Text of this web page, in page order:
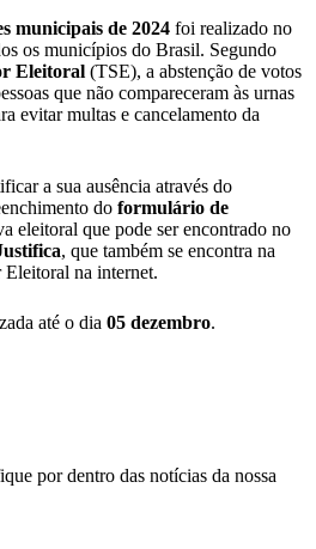
municipais de 2024 foi realizado no
os municípios do Brasil. Segundo
Eleitoral (TSE), a abstenção de votos
que não compareceram às urnas
evitar multas e cancelamento da
a sua ausência através do
do formulário de
eleitoral que pode ser encontrado no
, que também se encontra na
na internet.
até o dia 05 dezembro.
por dentro das notícias da nossa